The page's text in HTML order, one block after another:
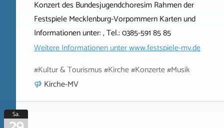
Konzert des Bundesjugendchoresim Rahmen der
Festspiele Mecklenburg-Vorpommern Karten und
Informationen unter: , Tel.: 0385-591 85 85
Weitere Informationen unterwww.festspiele-mv.de
#Kultur & Tourismus #Kirche #Konzerte #Musik
Kirche-MV
Sa.